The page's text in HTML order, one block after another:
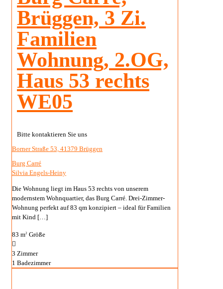
Brüggen, 3 Zi.
Familien
Wohnung, 2.OG,
Haus 53 rechts
WE05
Bitte kontaktieren Sie uns
Borner Straße 53, 41379 Brüggen
Burg Carré
Silvia Engels-Heiny
Die Wohnung liegt im Haus 53 rechts von unserem
modernstem Wohnquartier, das Burg Carré. Drei-Zimmer-
Wohnung perfekt auf 83 qm konzipiert – ideal für Familien
mit Kind […]
83 m2 Größe
3 Zimmer
1 Badezimmer